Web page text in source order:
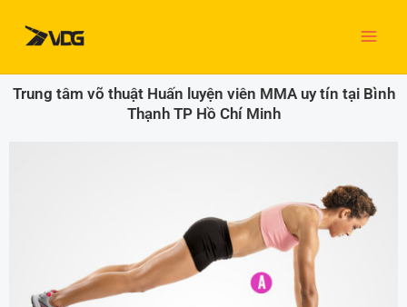
dung
Trung tâm võ thuật Huấn luyện viên MMA uy tín tại Bình
Thạnh TP Hồ Chí Minh